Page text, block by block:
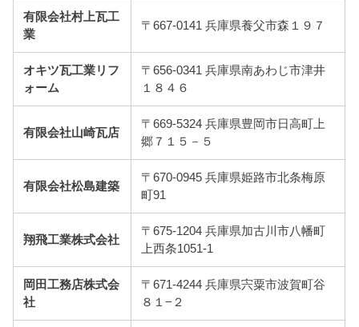
有限会社村上瓦工
業
〒667-0141 兵庫県養父市森１９７
オキツ瓦工業リフ
ォーム
〒656-0341 兵庫県南あわじ市津井
１８４６
有限会社山崎瓦店
〒669-5324 兵庫県豊岡市日高町上
郷７１５－５
有限会社松島建築
〒670-0945 兵庫県姫路市北条梅原
町91
翔飛工業株式会社
〒675-1204 兵庫県加古川市八幡町
上西条1051-1
岡田工務店株式会
社
〒671-4244 兵庫県宍粟市波賀町谷
８１−２